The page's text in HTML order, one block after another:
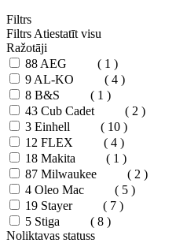
Filtrs
Filtrs Atiestatīt visu
Ražotāji
88 AEG
( 1 )
9 AL-KO
( 4 )
8 B&S
( 1 )
43 Cub Cadet
( 2 )
3 Einhell
( 10 )
12 FLEX
( 4 )
18 Makita
( 1 )
87 Milwaukee
( 2 )
4 Oleo Mac
( 5 )
19 Stayer
( 7 )
5 Stiga
( 8 )
Noliktavas statuss